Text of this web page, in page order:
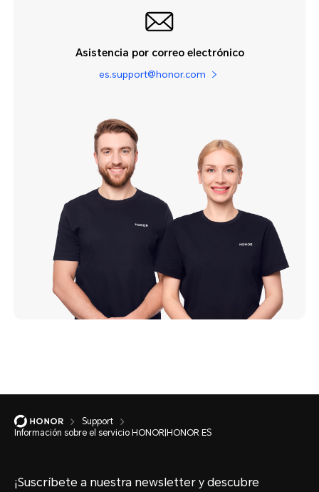
Asistencia por correo electrónico
es.support@honor.com
Support
Información sobre el servicio HONOR|HONOR ES
¡Suscríbete a nuestra newsletter y descubre